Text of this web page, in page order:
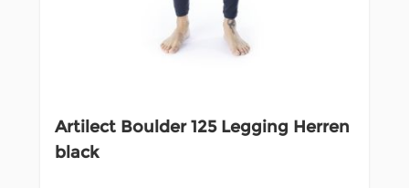
Artilect Boulder 125 Legging Herren
black